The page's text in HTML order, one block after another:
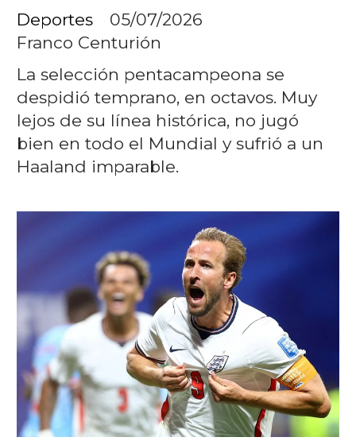
Franco Centurión
Deportes 05/07/2026
La selección pentacampeona se
despidió temprano, en octavos. Muy
lejos de su línea histórica, no jugó
bien en todo el Mundial y sufrió a un
Haaland imparable.